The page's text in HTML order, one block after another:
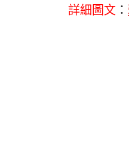
詳細圖文 ：